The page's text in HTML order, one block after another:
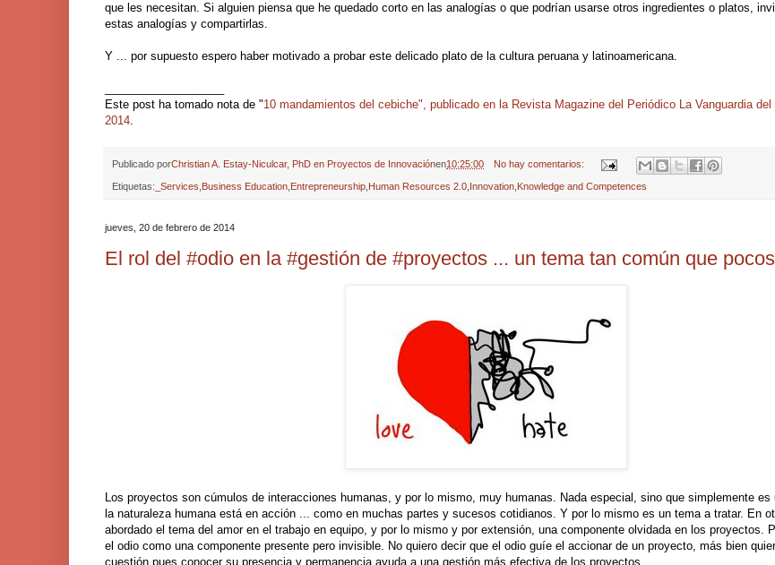
que les necesitan. Si alguien piensa que he quedado corto en las analogías o que podrían usarse otros ingredientes o platos,
estas analogías y compartirlas.
Y ... por supuesto espero haber motivado a probar este delicado plato de la cultura peruana y latinoamericana.
Este post ha tomado nota de "10 mandamientos del cebiche", publicado en la Revista Magazine del Periódico La Vanguardia del
2014.
Publicado porChristian A. Estay-Niculcar, PhD en Proyectos de Innovaciónen10:25:00 No hay comentarios:
Etiquetas: _Services Business Education Entrepreneurship Human Resources 2.0 Innovation Knowledge and Competences
jueves, 20 de febrero de 2014
El rol del #odio en la #gestión de #proyectos ... un tema tan común que
Los proyectos son cúmulos de interacciones humanas, y por lo mismo, muy humanas. Nada especial, sino que simplemente es
la naturaleza humana está en acción ... como en muchas partes y sucesos cotidianos. Y por lo mismo es un tema a tratar. En
abordado el tema del amor en el trabajo en equipo, y por lo mismo y por extensión, una componente olvidada en los proyectos.
el odio como una componente presente pero invisible. No quiero decir que el odio guíe el accionar de un proyecto, más bien
cuestión pues conocer su presencia y permanencia ayuda a una gestión más efectiva de los proyectos.